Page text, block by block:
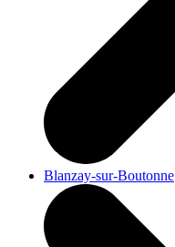
Blanzay-sur-Boutonne